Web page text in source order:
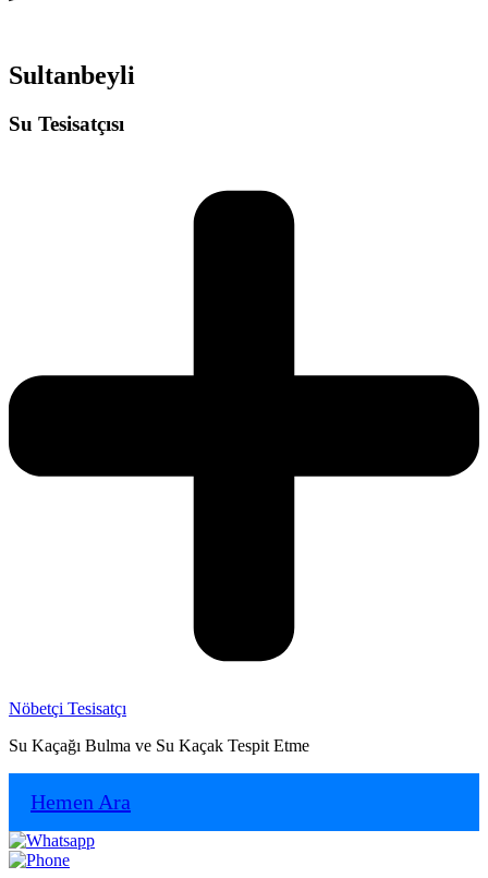
Sultanbeyli
Su Tesisatçısı
Nöbetçi Tesisatçı
Su Kaçağı Bulma ve Su Kaçak Tespit Etme
Hemen Ara